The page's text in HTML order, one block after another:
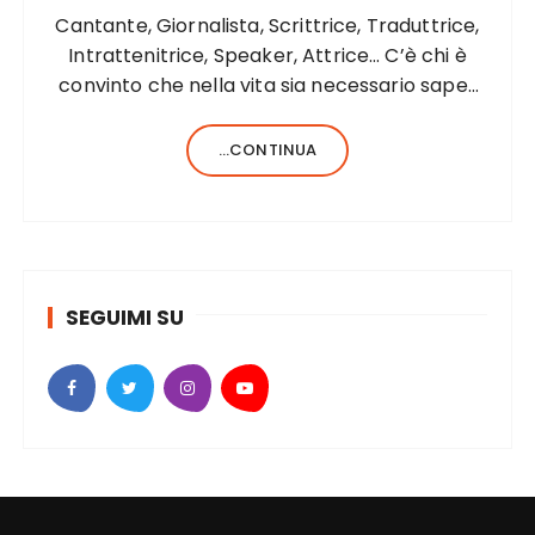
Cantante, Giornalista, Scrittrice, Traduttrice,
Intrattenitrice, Speaker, Attrice… C’è chi è
convinto che nella vita sia necessario saper
forse anche perché aiutato da una fortunata
formula del codice genetico, di cose ne…
...CONTINUA
SEGUIMI SU